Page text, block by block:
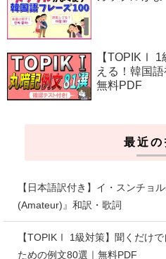
【TOPIKⅠ 1
える！韓国
無料PDF
最近の
【日本語訳付き】イ・スンチョ
(Amateur)』和訳・歌詞
【TOPIKⅠ 1級対策】聞くだけ
ための例文80選｜無料PDF